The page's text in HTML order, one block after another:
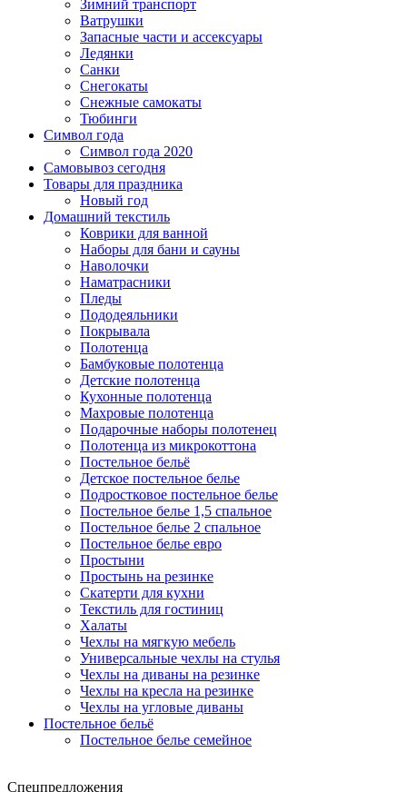
Зимний транспорт
Ватрушки
Запасные части и ассексуары
Ледянки
Санки
Снегокаты
Снежные самокаты
Тюбинги
Символ года
Символ года 2020
Самовывоз сегодня
Товары для праздника
Новый год
Домашний текстиль
Коврики для ванной
Наборы для бани и сауны
Наволочки
Наматрасники
Пледы
Пододеяльники
Покрывала
Полотенца
Бамбуковые полотенца
Детские полотенца
Кухонные полотенца
Махровые полотенца
Подарочные наборы полотенец
Полотенца из микрокоттона
Постельное бельё
Детское постельное белье
Подростковое постельное белье
Постельное белье 1,5 спальное
Постельное белье 2 спальное
Постельное белье евро
Простыни
Простынь на резинке
Скатерти для кухни
Текстиль для гостиниц
Халаты
Чехлы на мягкую мебель
Универсальные чехлы на стулья
Чехлы на диваны на резинке
Чехлы на кресла на резинке
Чехлы на угловые диваны
Постельное бельё
Постельное белье семейное
Спецпредложения